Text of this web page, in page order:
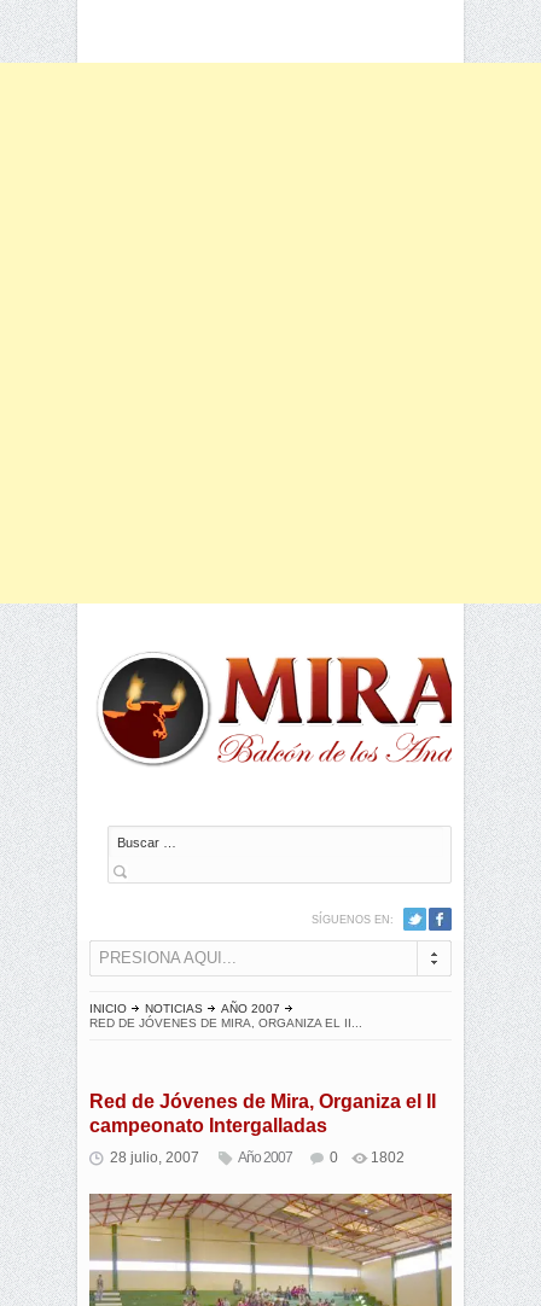
Buscar
SÍGUENOS EN:
PRESIONA AQUI...
INICIO NOTICIAS
AÑO 2007
RED DE JÓVENES DE MIRA, ORGANIZA EL II...
Red de Jóvenes de Mira, Organiza el II
campeonato Intergalladas
28 julio, 2007 Año 2007 0 1802